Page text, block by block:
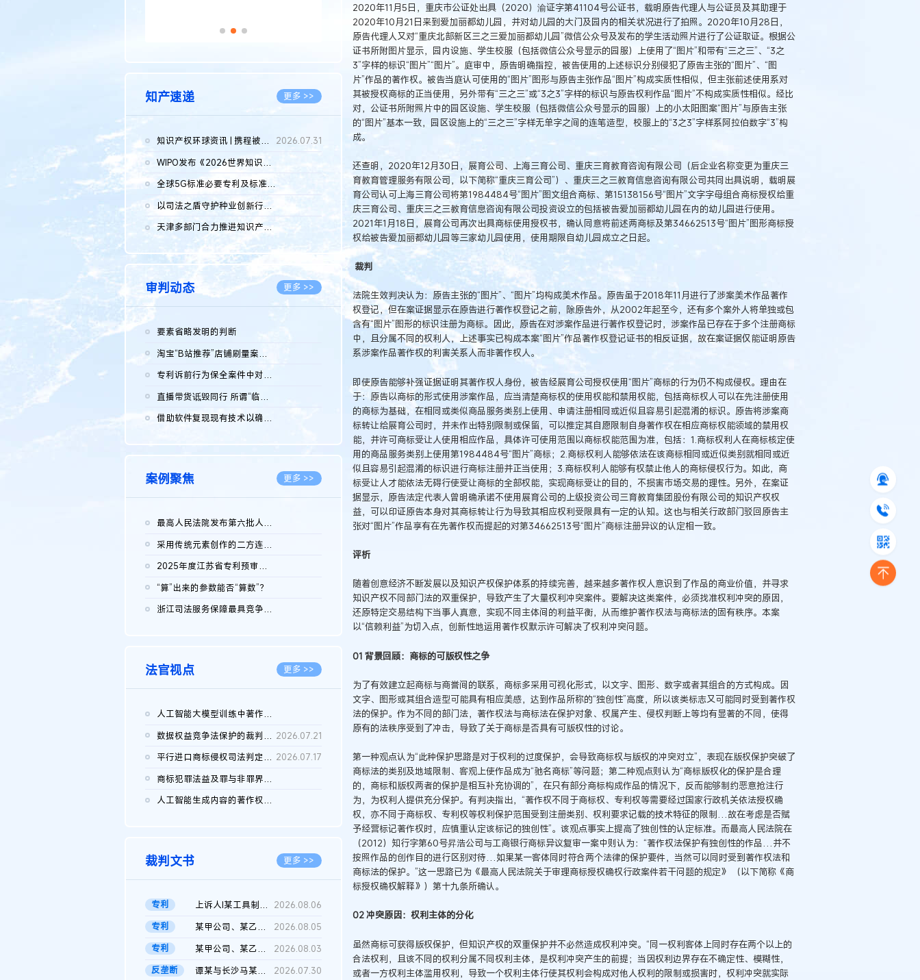
知产速递 更多 >>
知识产权环球资讯 | 携程被市监总局罚51.79亿；瑞幸泰国商标案上...
2026.07.31
WIPO发布《2026世界知识产权报告》 含报告全文
全球5G标准必要专利及标准提案研究报告（2026年）全文发布
以司法之盾守护种业创新行稳致远
2026.08.05
天津多部门合力推进知识产权保护工作
2026.08.05
审判动态 更多 >>
要素省略发明的判断
淘宝“B站推荐”店铺刷量案维持原判，两被告连带赔偿150万元
专利诉前行为保全案件中对仿制药申请人曾作出三类声明的考量及违...
直播带货诋毁同行 所谓“临场发挥”不免责
借助软件复现现有技术以确认相关参数特征是否被公开
案例聚焦 更多 >>
最高人民法院发布第六批人民法院种业知识产权司法保护典型案例 含...
采用传统元素创作的二方连续装饰图案作品的独创性及侵权对比认定
2025年度江苏省专利预审典型案例
“算”出来的参数能否“算数”？
浙江司法服务保障最具竞争力营商环境建设典型案例（第二批）含侵...
法官视点 更多 >>
人工智能大模型训练中著作权的合理使用
2026.07.28
数据权益竞争法保护的裁判路径构建 2026.07.21
平行进口商标侵权司法判定规则的困境与纾解 2026.07.17
商标犯罪法益及罪与非罪界限研究
人工智能生成内容的著作权司法认定：演进逻辑、现实困境与规则建...
裁判文书 更多 >>
专利 上诉人I某工具制品有限公司与被上诉人程某及一审被告中华人民共和...
2026.08.06
专利
某甲公司、某乙公司、某丙公司申请诉前行为保全复议裁定书
2026.08.05
专利
某甲公司、某乙公司、官某与某丙公司专利申请权权属纠纷 二审判决...
2026.08.03
反垄断
谭某与长沙马某堆农产品股份有限公司滥用市场支配地位纠纷二审裁...
2026.07.30
2020年11月5日，重庆市公证处出具（2020）渝证字第41104号公证书，载明原告代理人与公证员及其助理于
2020年10月21日来到爱加丽都幼儿园，并对幼儿园的大门及园内的相关状况进行了拍照。2020年10月28日，
原告代理人又对“重庆北部新区三之三爱加丽都幼儿园”微信公众号及发布的学生活动照片进行了公证取证。根据公
证书所附图片显示，园内设施、学生校服（包括微信公众号显示的园服）上使用了“图片”和带有“三之三”、“3之
3”字样的标识“图片”“图片”。庭审中，原告明确指控，被告使用的上述标识分别侵犯了原告主张的“图片”、“图
片”作品的著作权。被告当庭认可使用的“图片”图形与原告主张作品“图片”构成实质性相似，但主张前述使用系对
其被授权商标的正当使用，另外带有“三之三”或“3之3”字样的标识与原告权利作品“图片”不构成实质性相似。经比
对，公证书所附照片中的园区设施、学生校服（包括微信公众号显示的园服）上的小太阳图案“图片”与原告主张
的“图片”基本一致，园区设施上的“三之三”字样无单字之间的连笔造型，校服上的“3之3”字样系阿拉伯数字“3”构
成。
还查明，2020年12月30日，展育公司、上海三育公司、重庆三育教育咨询有限公司（后企业名称变更为重庆三
育教育管理服务有限公司，以下简称“重庆三育公司”）、重庆三之三教育信息咨询有限公司共同出具说明，载明展
育公司认可上海三育公司将第1984484号“图片”图文组合商标、第15138156号“图片”文字字母组合商标授权给重
庆三育公司、重庆三之三教育信息咨询有限公司投资设立的包括被告爱加丽都幼儿园在内的幼儿园进行使用。
2021年1月18日，展育公司再次出具商标使用授权书，确认同意将前述两商标及第34662513号“图片”图形商标授
权给被告爱加丽都幼儿园等三家幼儿园使用，使用期限自幼儿园成立之日起。
裁判
法院生效判决认为：原告主张的“图片”、“图片”均构成美术作品。原告虽于2018年11月进行了涉案美术作品著作
权登记，但在案证据显示在原告进行著作权登记之前，除原告外，从2002年起至今，还有多个案外人将单独或包
含有“图片”图形的标识注册为商标。因此，原告在对涉案作品进行著作权登记时，涉案作品已存在于多个注册商标
中，且分属不同的权利人，上述事实已构成本案“图片”作品著作权登记证书的相反证据，故在案证据仅能证明原告
系涉案作品著作权的利害关系人而非著作权人。
即使原告能够补强证据证明其著作权人身份，被告经展育公司授权使用“图片”商标的行为仍不构成侵权。理由在
于：原告以商标的形式使用涉案作品，应当清楚商标权的使用权能和禁用权能，包括商标权人可以在先注册使用
的商标为基础，在相同或类似商品服务类别上使用、申请注册相同或近似且容易引起混淆的标识。原告将涉案商
标转让给展育公司时，并未作出特别限制或保留，可以推定其自愿限制自身著作权在相应商标权能领域的禁用权
能，并许可商标受让人使用相应作品，具体许可使用范围以商标权能范围为准，包括：1.商标权利人在商标核定使
用的商品服务类别上使用第1984484号“图片”商标；2.商标权利人能够依法在该商标相同或近似类别就相同或近
似且容易引起混淆的标识进行商标注册并正当使用；3.商标权利人能够有权禁止他人的商标侵权行为。如此，商
标受让人才能依法无碍行使受让商标的全部权能，实现商标受让的目的，不损害市场交易的理性。另外，在案证
据显示，原告法定代表人曾明确承诺不使用展育公司的上级投资公司三育教育集团股份有限公司的知识产权权
益，可以印证原告本身对其商标转让行为导致其相应权利受限具有一定的认知。这也与相关行政部门驳回原告主
张对“图片”作品享有在先著作权而提起的对第34662513号“图片”商标注册异议的认定相一致。
评析
随着创意经济不断发展以及知识产权保护体系的持续完善，越来越多著作权人意识到了作品的商业价值，并寻求
知识产权不同部门法的双重保护，导致产生了大量权利冲突案件。要解决这类案件，必须找准权利冲突的原因，
还原特定交易结构下当事人真意，实现不同主体间的利益平衡，从而维护著作权法与商标法的固有秩序。本案
以“信赖利益”为切入点，创新性地运用著作权默示许可解决了权利冲突问题。
01 背景回顾：商标的可版权性之争
为了有效建立起商标与商誉间的联系，商标多采用可视化形式，以文字、图形、数字或者其组合的方式构成。因
文字、图形或其组合造型可能具有相应美感，达到作品所称的“独创性”高度，所以该类标志又可能同时受到著作权
法的保护。作为不同的部门法，著作权法与商标法在保护对象、权属产生、侵权判断上等均有显著的不同，使得
原有的法秩序受到了冲击，导致了关于商标是否具有可版权性的讨论。
第一种观点认为“此种保护思路是对于权利的过度保护，会导致商标权与版权的冲突对立”，表现在版权保护突破了
商标法的类别及地域限制、客观上使作品成为“驰名商标”等问题；第二种观点则认为“商标版权化的保护是合理
的，商标和版权两者的保护是相互补充协调的”，在只有部分商标构成作品的情况下，反而能够制约恶意抢注行
为，为权利人提供充分保护。有判决指出，“著作权不同于商标权、专利权等需要经过国家行政机关依法授权确
权，亦不同于商标权、专利权等权利保护范围受到注册类别、权利要求记载的技术特征的限制…故在考虑是否赋
予经营标记著作权时，应慎重认定该标记的独创性”。该观点事实上提高了独创性的认定标准。而最高人民法院在
（2012）知行字第60号昇浩公司与工商银行商标异议复审一案中则认为：“著作权法保护有独创性的作品…并不
按照作品的创作目的进行区别对待…如果某一客体同时符合两个法律的保护要件，当然可以同时受到著作权法和
商标法的保护。”这一思路已为《最高人民法院关于审理商标授权确权行政案件若干问题的规定》 （以下简称《商
标授权确权解释》）第十九条所确认。
02 冲突原因：权利主体的分化
虽然商标可获得版权保护，但知识产权的双重保护并不必然造成权利冲突。“同一权利客体上同时存在两个以上的
合法权利，且该不同的权利分属不同权利主体，是权利冲突产生的前提；当因权利边界存在不确定性、模糊性，
或者一方权利主体滥用权利，导致一个权利主体行使其权利会构成对他人权利的限制或损害时，权利冲突就实际